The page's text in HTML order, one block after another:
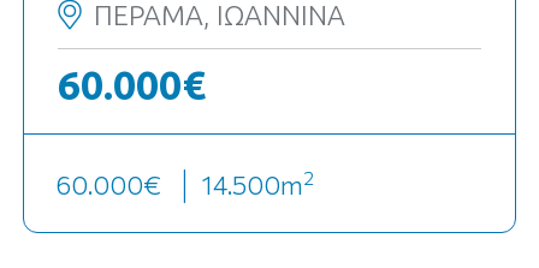
ΠΕΡΑΜΑ, ΙΩΑΝΝΙΝΑ
60.000€
60.000€ 14.500m2